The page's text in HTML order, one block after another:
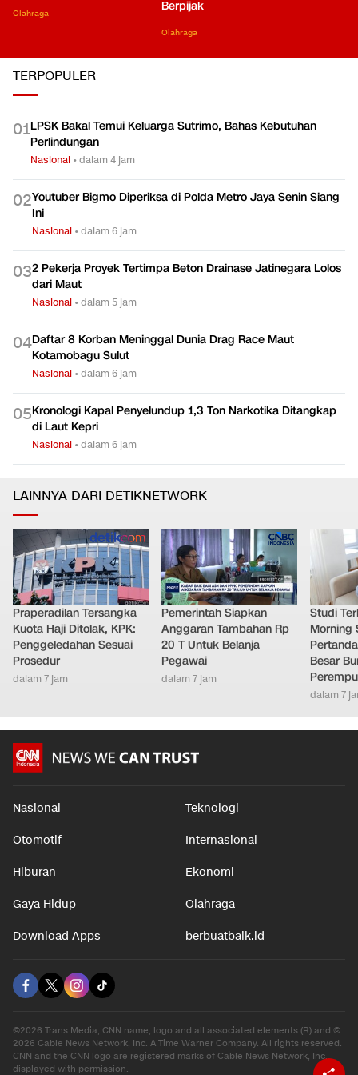
Olahraga
Berpijak
Olahraga
TERPOPULER
01LPSK Bakal Temui Keluarga Sutrimo, Bahas Kebutuhan
Perlindungan
Nasional •dalam 4 jam
02Youtuber Bigmo Diperiksa di Polda Metro Jaya Senin Siang
Ini
Nasional •dalam 6 jam
032 Pekerja Proyek Tertimpa Beton Drainase Jatinegara Lolos
dari Maut
Nasional •dalam 5 jam
04Daftar 8 Korban Meninggal Dunia Drag Race Maut
Kotamobagu Sulut
Nasional •dalam 6 jam
05Kronologi Kapal Penyelundup 1,3 Ton Narkotika Ditangkap
di Laut Kepri
Nasional •dalam 6 jam
LAINNYA DARI DETIKNETWORK
Praperadilan Tersangka
Kuota Haji Ditolak, KPK:
Penggeledahan Sesuai
Prosedur
dalam 7 jam
Pemerintah Siapkan
Anggaran Tambahan Rp
20 T Untuk Belanja
Pegawai
dalam 7 jam
Studi
Morning
Besar
dalam 7
Nasional Teknologi
Otomotif Internasional
Hiburan Ekonomi
Gaya Hidup Olahraga
Download Apps berbuatbaik.id
©2026 Trans Media, CNN name, logo and all associated elements (R) and ©
2026 Cable News Network, Inc. A Time Warner Company. All rights reserved.
CNN and the CNN logo are registered marks of Cable News Network, Inc.,
displayed with permission.